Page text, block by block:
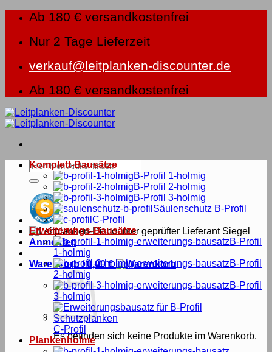
springen
Ab 180 € versandkostenfrei
Nur 2 Tage Lieferzeit
verkauf@leitplanken-discounter.de
Ab 180 € versandkostenfrei
Suche
nach:
Anmelden
Warenkorb /0,00€
Es befinden sich keine Produkte im Warenkorb.
Komplett-Bausätze
B-Profil 1-holmig
B-Profil 2-holmig
B-Profil 3-holmig
Säulenschutz B-Profil
C-Profil
Erweiterungs-Bausätze
B-Profil
1-holmig
B-Profil
2-holmig
B-Profil
3-holmig
C-Profil
Plankenholme